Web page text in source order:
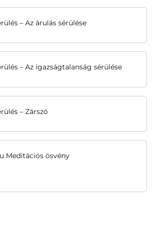
– Az árulás sérülése
– Az igazságtalanság sérülése
– Zárszó
Meditációs ösvény